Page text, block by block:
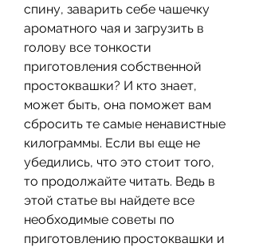
спину, заварить себе чашечку
ароматного чая и загрузить в
голову все тонкости
приготовления собственной
простоквашки? И кто знает,
может быть, она поможет вам
сбросить те самые ненавистные
килограммы. Если вы еще не
убедились, что это стоит того,
то продолжайте читать. Ведь в
этой статье вы найдете все
необходимые советы по
приготовлению простоквашки и